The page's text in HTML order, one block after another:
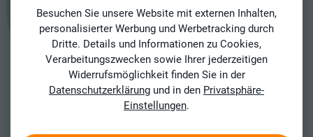
Besuchen Sie unsere Website mit externen Inhalten,
personalisierter Werbung und Werbetracking durch
Dritte. Details und Informationen zu Cookies,
Verarbeitungszwecken sowie Ihrer jederzeitigen
Widerrufsmöglichkeit finden Sie in der
Datenschutzerklärung und in den Privatsphäre-
Einstellungen.